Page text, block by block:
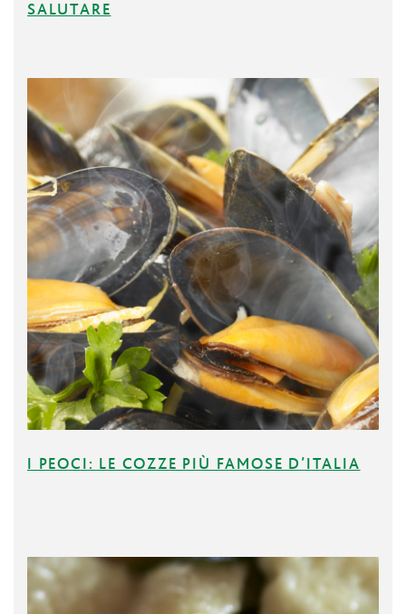
SALUTARE
I PEOCI: LE COZZE PIÙ FAMOSE D’ITALIA